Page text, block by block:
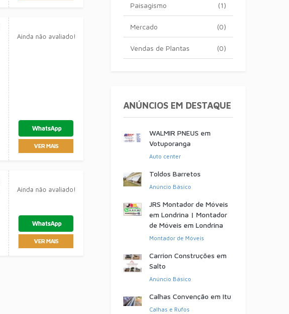
Ainda não avaliado!
WhatsApp
VER MAIS
Ainda não avaliado!
WhatsApp
VER MAIS
(1)
Paisagismo
(0)
Mercado
(0)
Vendas de Plantas
ANÚNCIOS EM DESTAQUE
WALMIR PNEUS em
Votuporanga
Auto center
Toldos Barretos
Anúncio Básico
JRS Montador de Móveis
em Londrina | Montador
de Móveis em Londrina
Montador de Móveis
Carrion Construções em
Salto
Anúncio Básico
Calhas Convenção em Itu
Calhas e Rufos